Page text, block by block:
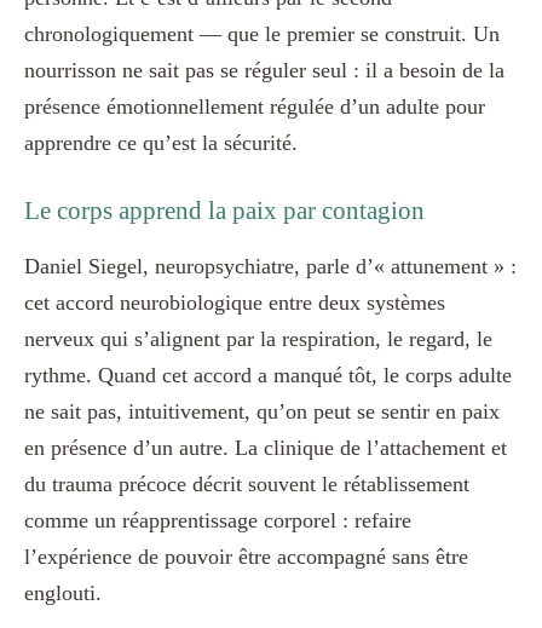
chronologiquement — que le premier se construit. Un
nourrisson ne sait pas se réguler seul : il a besoin de la
présence émotionnellement régulée d’un adulte pour
apprendre ce qu’est la sécurité.
Le corps apprend la paix par contagion
Daniel Siegel, neuropsychiatre, parle d’« attunement » :
cet accord neurobiologique entre deux systèmes
nerveux qui s’alignent par la respiration, le regard, le
rythme. Quand cet accord a manqué tôt, le corps adulte
ne sait pas, intuitivement, qu’on peut se sentir en paix
en présence d’un autre. La clinique de l’attachement et
du trauma précoce décrit souvent le rétablissement
comme un réapprentissage corporel : refaire
l’expérience de pouvoir être accompagné sans être
englouti.